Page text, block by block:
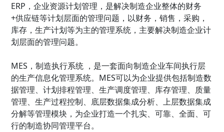
ERP，企业资源计划管理，是解决制造企业整体的财务
+供应链等计划层面的管理问题，以财务，销售，采购，
库存，生产计划等为主的管理系统，主要解决制造企业计
划层面的管理问题。
MES，制造执行系统 ，是一套面向制造企业车间执行层
的生产信息化管理系统。MES可以为企业提供包括制造数
据管理、计划排程管理、生产调度管理、库存管理、质量
管理、生产过程控制、底层数据集成分析、上层数据集成
分解等管理模块，为企业打造一个扎实、可靠、全面、可
行的制造协同管理平台。